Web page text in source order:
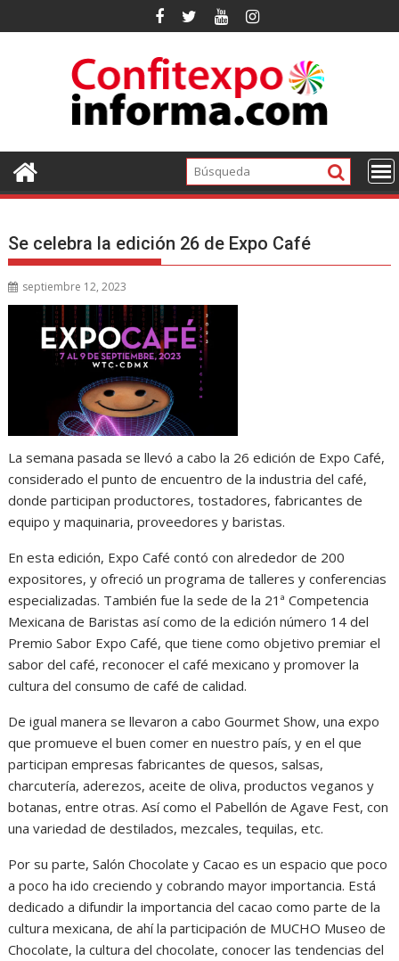
al
Se celebra la edición 26 de Expo Café
septiembre 12, 2023
La semana pasada se llevó a cabo la 26 edición de Expo Café,
considerado el punto de encuentro de la industria del café,
donde participan productores, tostadores, fabricantes de
equipo y maquinaria, proveedores y baristas.
En esta edición, Expo Café contó con alrededor de 200
expositores, y ofreció un programa de talleres y conferencias
especializadas. También fue la sede de la 21ª Competencia
Mexicana de Baristas así como de la edición número 14 del
Premio Sabor Expo Café, que tiene como objetivo premiar el
sabor del café, reconocer el café mexicano y promover la
cultura del consumo de café de calidad.
De igual manera se llevaron a cabo Gourmet Show, una expo
que promueve el buen comer en nuestro país, y en el que
participan empresas fabricantes de quesos, salsas,
charcutería, aderezos, aceite de oliva, productos veganos y
botanas, entre otras. Así como el Pabellón de Agave Fest, con
una variedad de destilados, mezcales, tequilas, etc.
Por su parte, Salón Chocolate y Cacao es un espacio que poco
a poco ha ido creciendo y cobrando mayor importancia. Está
dedicado a difundir la importancia del cacao como parte de la
cultura mexicana, de ahí la participación de MUCHO Museo de
Chocolate, la cultura del chocolate, conocer las tendencias del